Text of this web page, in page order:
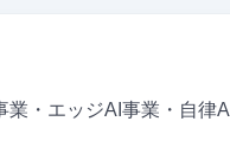
・エッジAI事業・自律AI